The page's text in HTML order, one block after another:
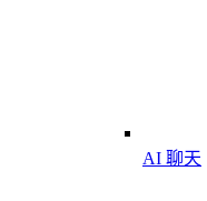
AI 聊天